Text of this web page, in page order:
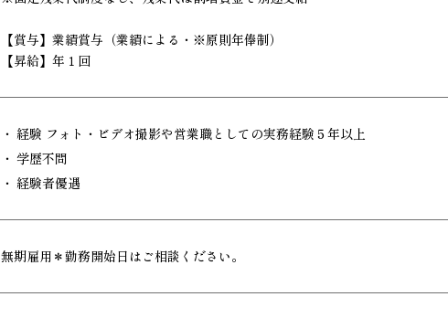
【賞与】業績賞与（業績による・※原則年俸制）
【昇給】年１回
経験 フォト・ビデオ撮影や営業職としての実務経験５年以上
学歴不問
経験者優遇
無期雇用＊勤務開始日はご相談ください。